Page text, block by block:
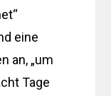
eine
an, „um
Tage